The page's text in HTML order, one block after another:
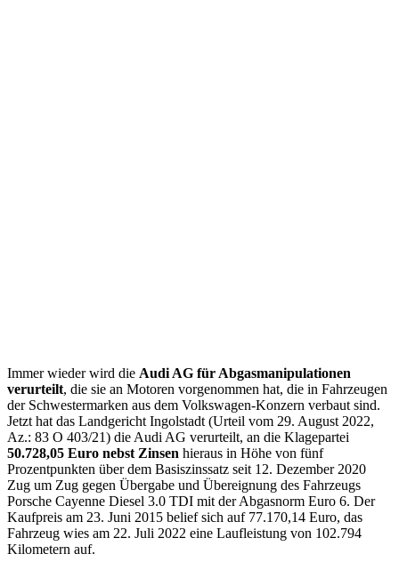
Immer wieder wird die Audi AG für Abgasmanipulationen
verurteilt, die sie an Motoren vorgenommen hat, die in Fahrzeugen
der Schwestermarken aus dem Volkswagen-Konzern verbaut sind.
Jetzt hat das Landgericht Ingolstadt (Urteil vom 29. August 2022,
Az.: 83 O 403/21) die Audi AG verurteilt, an die Klagepartei
50.728,05 Euro nebst Zinsen hieraus in Höhe von fünf
Prozentpunkten über dem Basiszinssatz seit 12. Dezember 2020
Zug um Zug gegen Übergabe und Übereignung des Fahrzeugs
Porsche Cayenne Diesel 3.0 TDI mit der Abgasnorm Euro 6. Der
Kaufpreis am 23. Juni 2015 belief sich auf 77.170,14 Euro, das
Fahrzeug wies am 22. Juli 2022 eine Laufleistung von 102.794
Kilometern auf.